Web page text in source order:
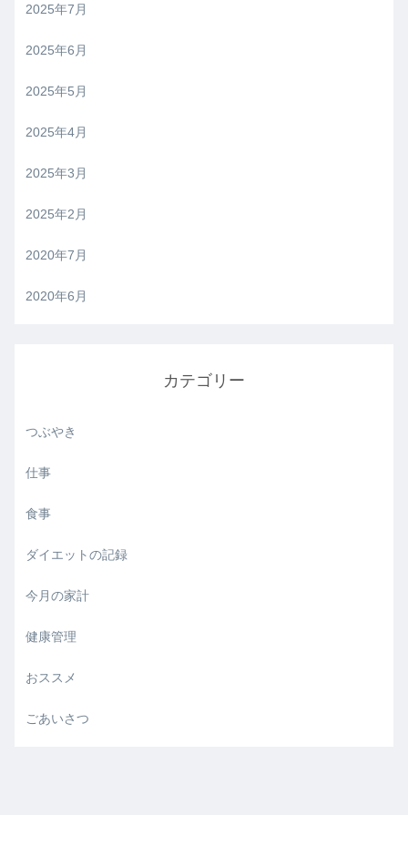
2025年7月
2025年6月
2025年5月
2025年4月
2025年3月
2025年2月
2020年7月
2020年6月
カテゴリー
つぶやき
仕事
食事
ダイエットの記録
今月の家計
健康管理
おススメ
ごあいさつ